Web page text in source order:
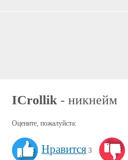
ICrollik- никнейм
Оцените, пожалуйста:
Нравится 3